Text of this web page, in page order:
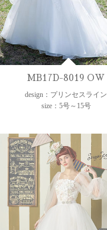
MB17D-8019 OW
design：プリンセスライン
size：5号～15号